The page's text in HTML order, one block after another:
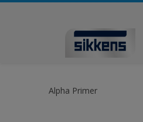
Alpha Primer